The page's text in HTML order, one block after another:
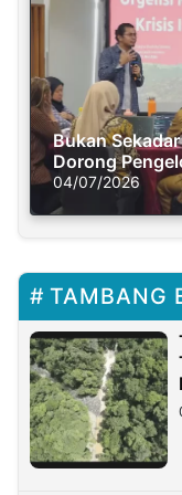
Bukan
Dorong
Solusi Krisis
04/07/2026
TAMBANG